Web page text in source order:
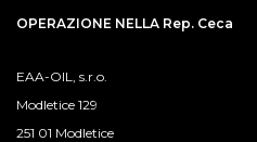
OPERAZIONE NELLA Rep. Ceca
EAA-OIL, s.r.o.
Modletice 129
251 01 Modletice